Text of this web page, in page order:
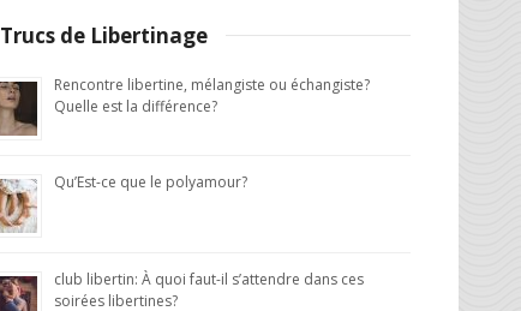
Trucs de Libertinage
Rencontre libertine, mélangiste ou échangiste?
Quelle est la différence?
Qu’Est-ce que le polyamour?
club libertin: À quoi faut-il s’attendre dans ces
soirées libertines?